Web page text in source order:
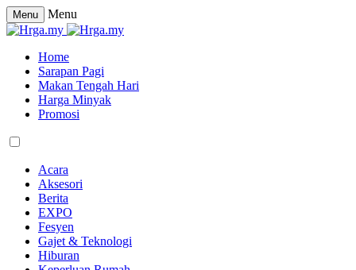
Menu Menu
Home
Sarapan Pagi
Makan Tengah Hari
Harga Minyak
Promosi
Acara
Aksesori
Berita
EXPO
Fesyen
Gajet & Teknologi
Hiburan